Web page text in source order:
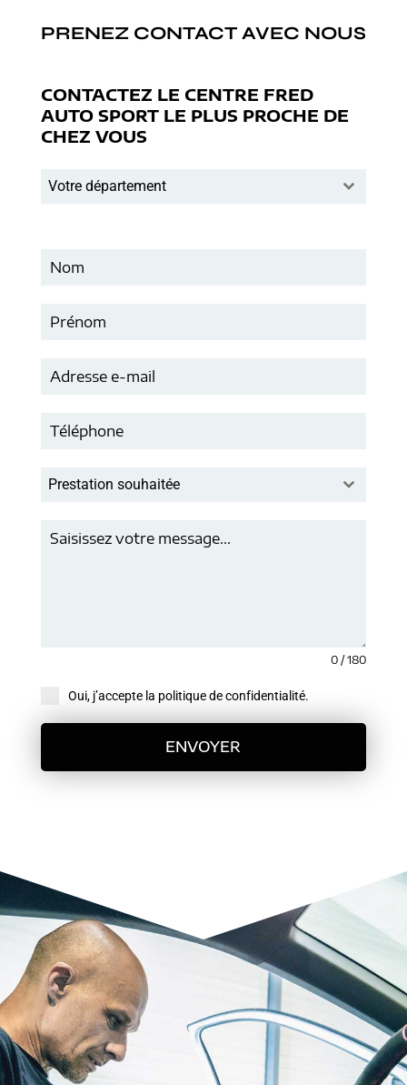
PRENEZ CONTACT AVEC NOUS
CONTACTEZ LE CENTRE FRED
AUTO SPORT LE PLUS PROCHE DE
CHEZ VOUS
Votre département
Prestation souhaitée
0 / 180
Oui, j’accepte la politique de confidentialité.
ENVOYER